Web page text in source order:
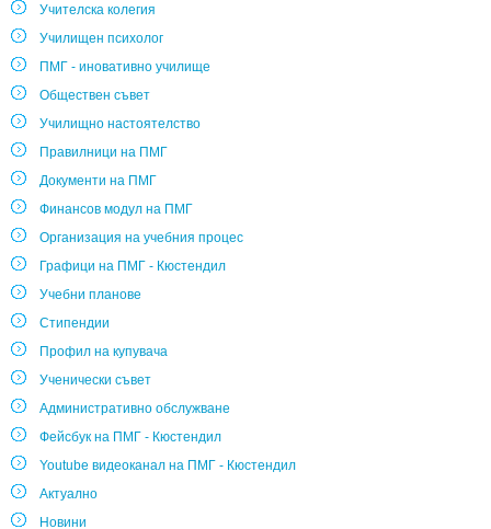
Учителска колегия
Училищен психолог
ПМГ - иновативно училище
Обществен съвет
Училищно настоятелство
Правилници на ПМГ
Документи на ПМГ
Финансов модул на ПМГ
Организация на учебния процес
Графици на ПМГ - Кюстендил
Учебни планове
Стипендии
Профил на купувача
Ученически съвет
Административно обслужване
Фейсбук на ПМГ - Кюстендил
Youtube видеоканал на ПМГ - Кюстендил
Актуално
Новини